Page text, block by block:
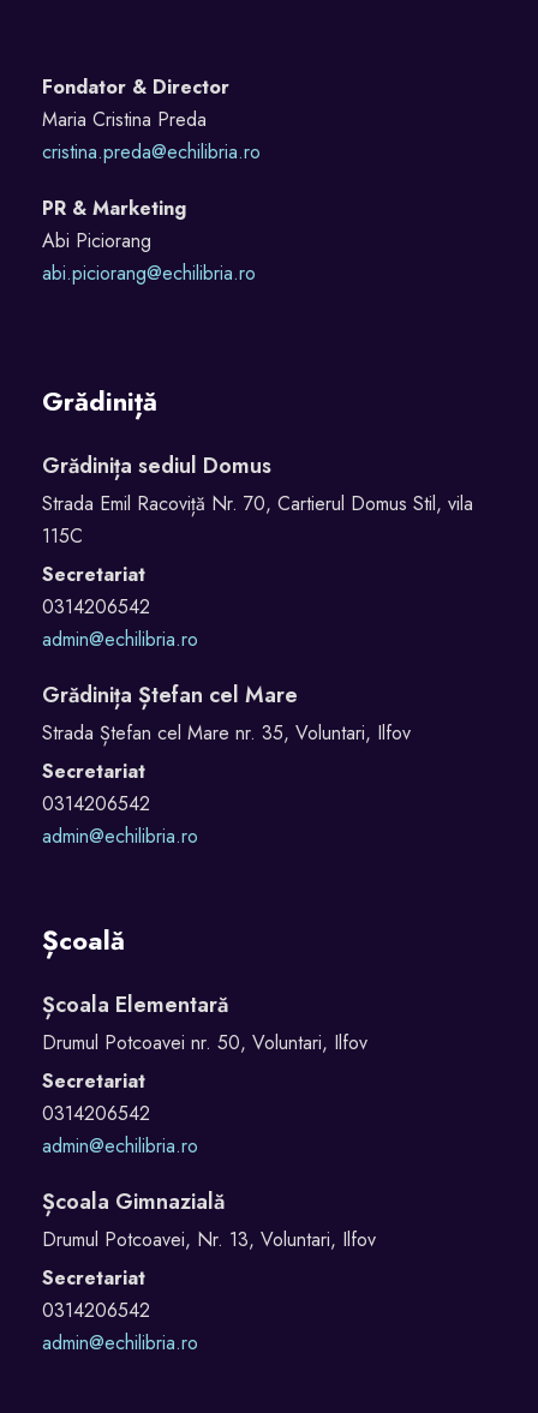
Fondator & Director
Maria Cristina Preda
cristina.preda@echilibria.ro
PR & Marketing
Abi Piciorang
abi.piciorang@echilibria.ro
Grădiniță
Grădinița sediul Domus
Strada Emil Racoviță Nr. 70, Cartierul Domus Stil, vila
115C
Secretariat
0314206542
admin@echilibria.ro
Grădinița Ștefan cel Mare
Strada Ștefan cel Mare nr. 35, Voluntari, Ilfov
Secretariat
0314206542
admin@echilibria.ro
Școală
Școala Elementară
Drumul Potcoavei nr. 50, Voluntari, Ilfov
Secretariat
0314206542
admin@echilibria.ro
Școala Gimnazială
Drumul Potcoavei, Nr. 13, Voluntari, Ilfov
Secretariat
0314206542
admin@echilibria.ro